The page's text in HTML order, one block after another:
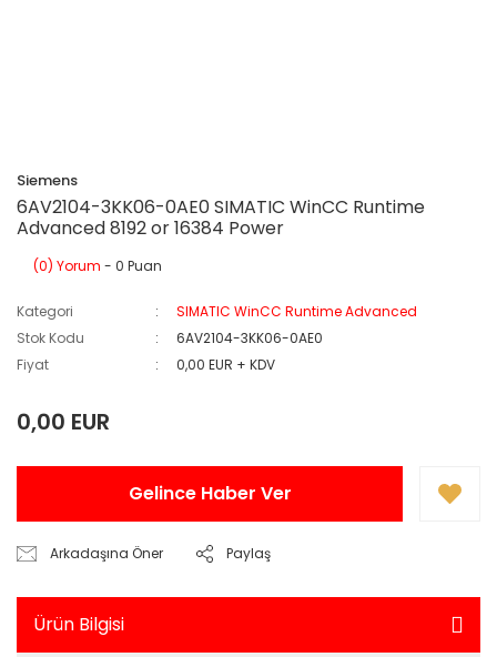
Siemens
6AV2104-3KK06-0AE0 SIMATIC WinCC Runtime
Advanced 8192 or 16384 Power
(0) Yorum - 0 Puan
Kategori
SIMATIC WinCC Runtime Advanced
Stok Kodu
6AV2104-3KK06-0AE0
Fiyat
0,00 EUR + KDV
0,00 EUR
Gelince Haber Ver
Arkadaşına Öner Paylaş
Ürün Bilgisi